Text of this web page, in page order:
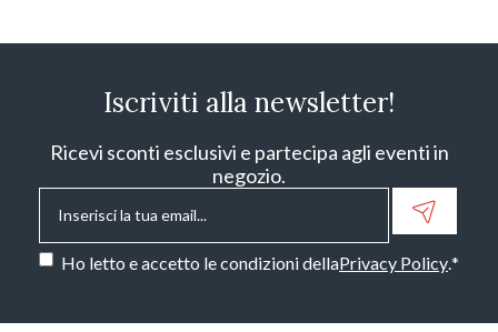
Iscriviti alla newsletter!
Ricevi sconti esclusivi e partecipa agli eventi in
negozio.
Email*
Consenso*
Ho letto e accetto le condizioni dellaPrivacy Policy*